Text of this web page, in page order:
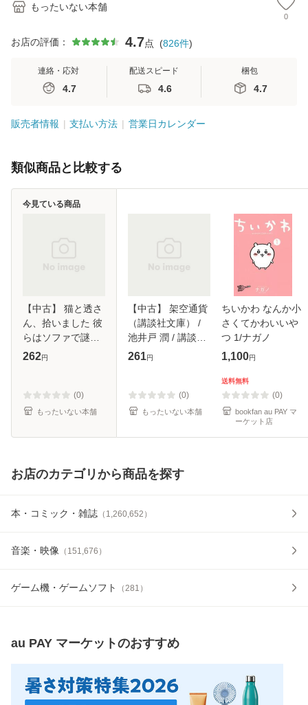
もったいない本舗
0
お店の評価： 4.7点 (826件)
連絡・応対
4.7
配送スピード
4.6
梱包
4.7
販売者情報 支払い方法 営業日カレンダー
類似商品と比較する
【中古】 猫と透さ
ん、拾いました 彼
らはソファで謎を
解く （メディアワ
KADOKAWA [文庫]
【メール便送料無
262円
(0)
もったいない本舗
今見ている商品
【中古】 架空通貨
（講談社文庫） /
池井戸 潤 / 講談社
[文庫]【メール便送
261円
(0)
もったいない本舗
ちいかわ なんか小
さくてかわいいや
つ 1/ナガノ
1,100円
送料無料
(0)
bookfan au PAY マ
ーケット店
お店のカテゴリから商品を探す
本・コミック・雑誌 （ 1,260,652 ）
音楽・映像 （ 151,676 ）
ゲーム機・ゲームソフト （281 ）
au PAY マーケットのおすすめ